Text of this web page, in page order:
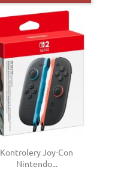
Kontrolery Joy-Con
Nintendo...